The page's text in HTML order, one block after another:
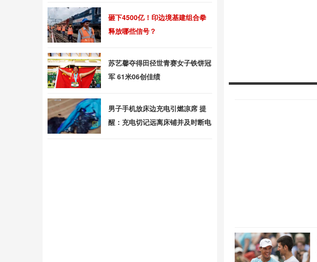
砸下4500亿！印边境基建组合拳
释放哪些信号？
苏艺馨夺得田径世青赛女子铁饼冠
军 61米06创佳绩
男子手机放床边充电引燃凉席 提
醒：充电切记远离床铺并及时断电